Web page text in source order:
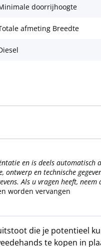
doorrijhoogte
afmeting Breedte
en is deels automatisch
ontwerp en technische
Als u vragen heeft, neem
worden vervangen
die je potentieel
te kopen in